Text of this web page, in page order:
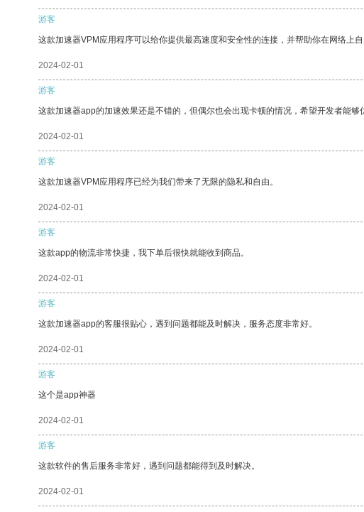
游客
这款加速器VPM应用程序可以给你提供最高速度和安全性的连接，并帮助你在网络上自
2024-02-01
游客
这款加速器app的加速效果还是不错的，但偶尔也会出现卡顿的情况，希望开发者能够
2024-02-01
游客
这款加速器VPM应用程序已经为我们带来了无限的隐私和自由。
2024-02-01
游客
这款app的物流非常快捷，我下单后很快就能收到商品。
2024-02-01
游客
这款加速器app的客服很贴心，遇到问题都能及时解决，服务态度非常好。
2024-02-01
游客
这个是app神器
2024-02-01
游客
这款软件的售后服务非常好，遇到问题都能得到及时解决。
2024-02-01